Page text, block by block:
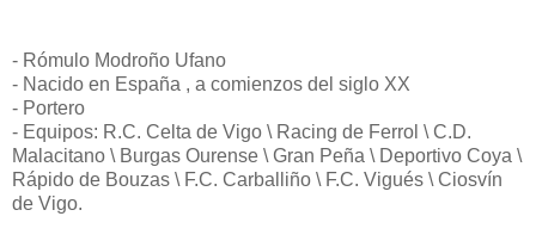
- Rómulo Modroño Ufano
- Nacido en España , a comienzos del siglo XX
- Portero
- Equipos: R.C. Celta de Vigo \ Racing de Ferrol \ C.D.
Malacitano \ Burgas Ourense \ Gran Peña \ Deportivo Coya \
Rápido de Bouzas \ F.C. Carballiño \ F.C. Vigués \ Ciosvín
de Vigo.